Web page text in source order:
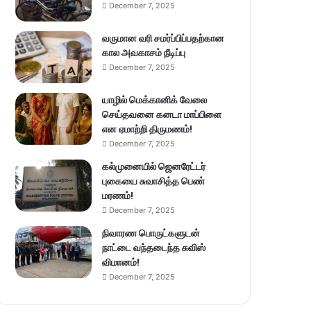
December 7, 2025
வருமான வரி சமர்ப்பிப்பதற்கான
கால அவகாசம் நீடிப்பு
December 7, 2025
யாழில் மெக்கானிக் வேலை
செய்தவனை கனடா மாப்பிளை
என ஏமாற்றி திருமணம்!
December 7, 2025
கல்முனையில் ஜெனரேட்டர்
புகையை சுவாசித்த பெண்
மரணம்!
December 7, 2025
நிவாரண பொருட்களுடன்
நாட்டை வந்தடைந்த சுவிஸ்
விமானம்!
December 7, 2025